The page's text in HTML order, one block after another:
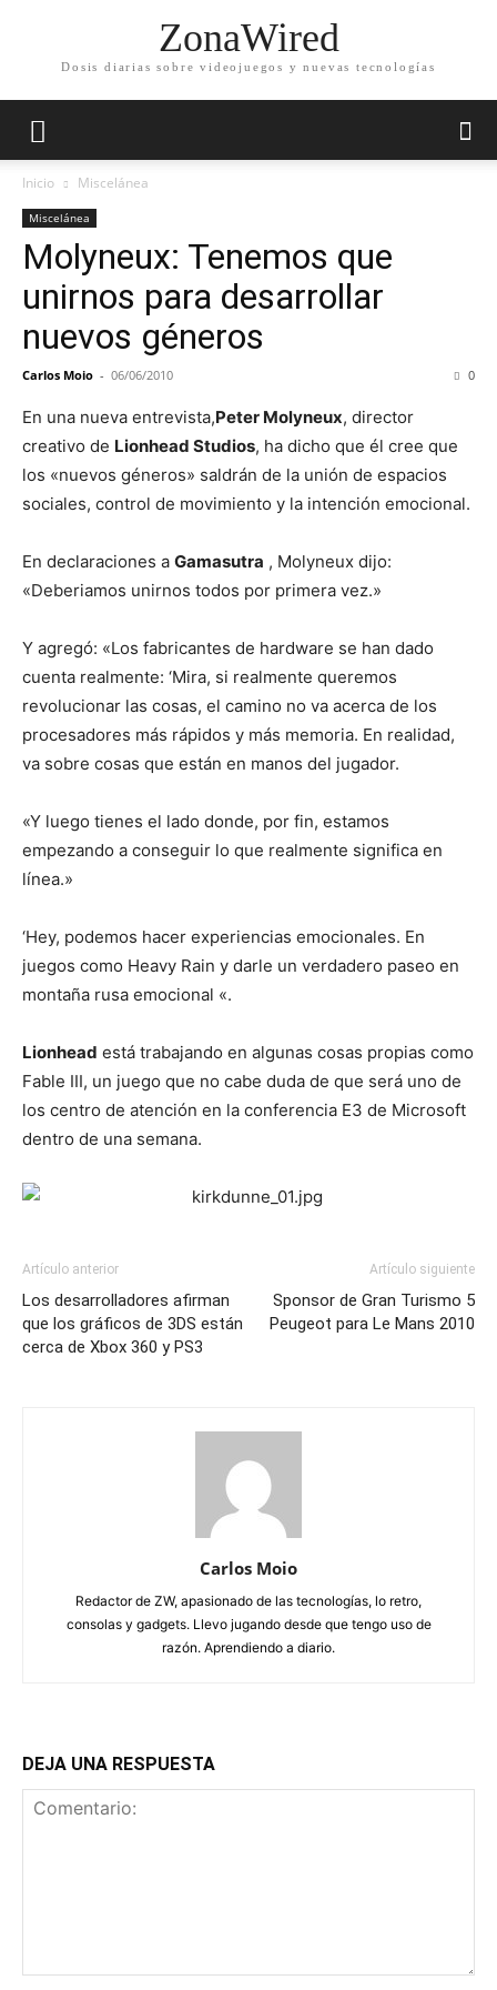
ZonaWired
Dosis diarias sobre videojuegos y nuevas tecnologías
Inicio Miscelánea
Miscelánea
Molyneux: Tenemos que
unirnos para desarrollar
nuevos géneros
Carlos Moio - 06/06/2010 0
En una nueva entrevista,Peter Molyneux, director
creativo de Lionhead Studios, ha dicho que él cree que
los «nuevos géneros» saldrán de la unión de espacios
sociales, control de movimiento y la intención emocional.
En declaraciones a Gamasutra , Molyneux dijo:
«Deberiamos unirnos todos por primera vez.»
Y agregó: «Los fabricantes de hardware se han dado
cuenta realmente: ‘Mira, si realmente queremos
revolucionar las cosas, el camino no va acerca de los
procesadores más rápidos y más memoria. En realidad,
va sobre cosas que están en manos del jugador.
«Y luego tienes el lado donde, por fin, estamos
empezando a conseguir lo que realmente significa en
línea.»
‘Hey, podemos hacer experiencias emocionales. En
juegos como Heavy Rain y darle un verdadero paseo en
montaña rusa emocional «.
Lionhead está trabajando en algunas cosas propias como
Fable III, un juego que no cabe duda de que será uno de
los centro de atención en la conferencia E3 de Microsoft
dentro de una semana.
Artículo anterior
Los desarrolladores afirman
que los gráficos de 3DS están
cerca de Xbox 360 y PS3
Artículo siguiente
Sponsor de Gran Turismo 5
Peugeot para Le Mans 2010
Carlos Moio
Redactor de ZW, apasionado de las tecnologías, lo retro,
consolas y gadgets. Llevo jugando desde que tengo uso de
razón. Aprendiendo a diario.
DEJA UNA RESPUESTA